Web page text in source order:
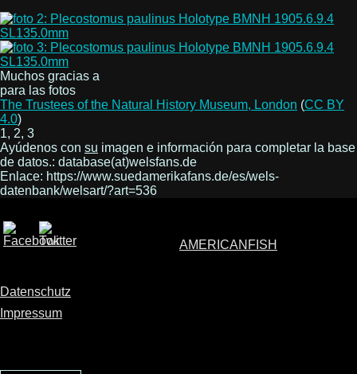
Muchos gracias a
para las fotos
The Trustees of the Natural History Museum, London (CC BY
4.0)
1, 2, 3
Ayúdenos con su imagen e información para completar la base
de datos.: database(at)welsfans.de
Enlace: https://www.suedamerikafans.de/es/wels-
datenbank/welsart/?art=536
AMERICANFISH
Datenschutz
Impressum